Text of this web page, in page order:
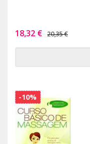
18,32 € 20,35 €
-10%